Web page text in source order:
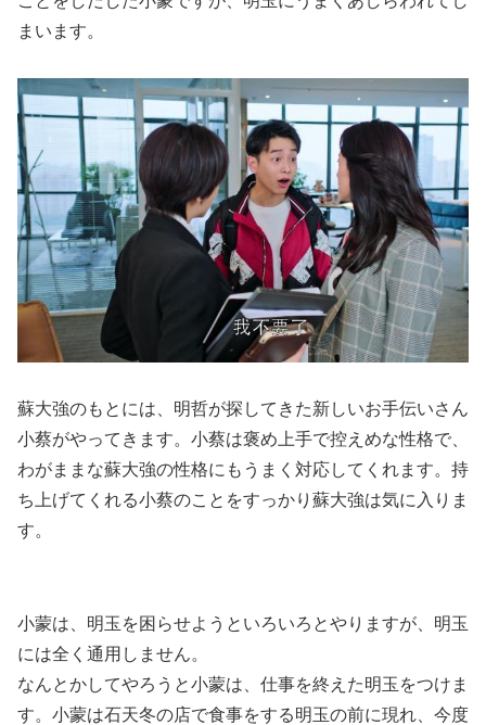
まいます。
蘇大強のもとには、明哲が探してきた新しいお手伝いさん
小蔡がやってきます。小蔡は褒め上手で控えめな性格で、
わがままな蘇大強の性格にもうまく対応してくれます。持
ち上げてくれる小蔡のことをすっかり蘇大強は気に入りま
す。
小蒙は、明玉を困らせようといろいろとやりますが、明玉
には全く通用しません。
なんとかしてやろうと小蒙は、仕事を終えた明玉をつけま
す。小蒙は石天冬の店で食事をする明玉の前に現れ、今度